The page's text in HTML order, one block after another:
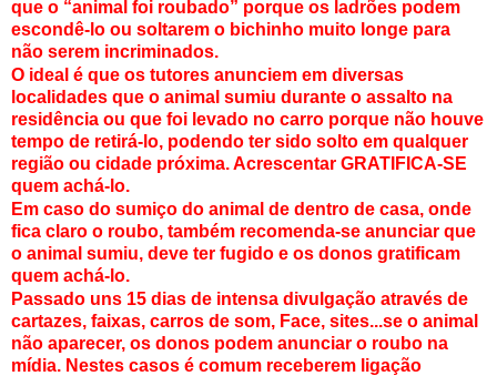
que o “animal foi roubado” porque os ladrões podem
escondê-lo ou soltarem o bichinho muito longe para
não serem incriminados.
O ideal é que os tutores anunciem em diversas
localidades que o animal sumiu durante o assalto na
residência ou que foi levado no carro porque não houve
tempo de retirá-lo, podendo ter sido solto em qualquer
região ou cidade próxima. Acrescentar GRATIFICA-SE
quem achá-lo.
Em caso do sumiço do animal de dentro de casa, onde
fica claro o roubo, também recomenda-se anunciar que
o animal sumiu, deve ter fugido e os donos gratificam
quem achá-lo.
Passado uns 15 dias de intensa divulgação através de
cartazes, faixas, carros de som, Face, sites...se o animal
não aparecer, os donos podem anunciar o roubo na
mídia. Nestes casos é comum receberem ligação